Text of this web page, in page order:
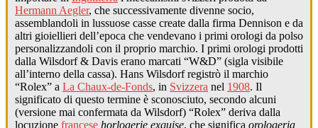
Hermann Aegler, che successivamente divenne socio,
assemblandoli in lussuose casse create dalla firma Dennison e da
altri gioiellieri dell’epoca che vendevano i primi orologi da polso
personalizzandoli con il proprio marchio. I primi orologi prodotti
dalla Wilsdorf & Davis erano marcati “W&D” (sigla visibile
all’interno della cassa). Hans Wilsdorf registrò il marchio
“Rolex” a La Chaux-de-Fonds, in Svizzera nel 1908. Il
significato di questo termine è sconosciuto, secondo alcuni
(versione mai confermata da Wilsdorf) “Rolex” deriva dalla
locuzione francese horlogerie exquise, che significa orologeria